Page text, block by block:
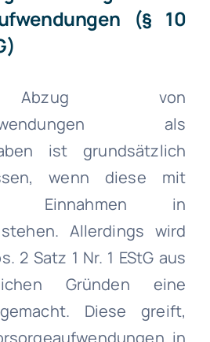
(§ 10
von
als
ist grundsätzlich
wenn diese mit
Einnahmen in
Allerdings wird
2 Satz 1 Nr. 1 EStG aus
Gründen eine
Diese greift,
in